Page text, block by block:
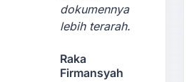
dokumennya
lebih terarah.
Raka
Firmansyah